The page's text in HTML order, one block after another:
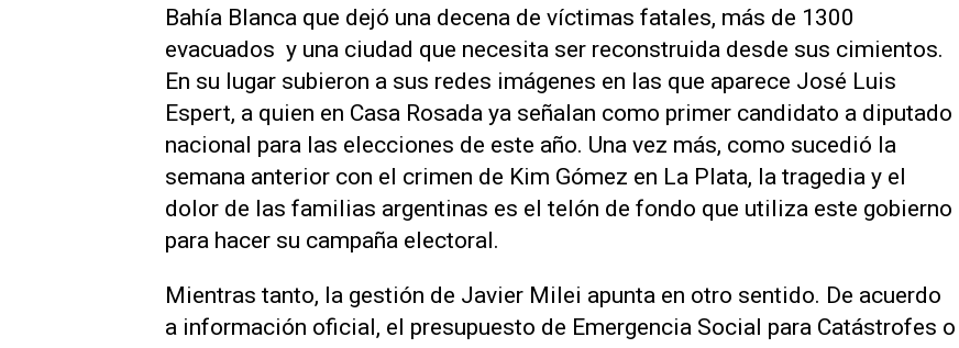
Bahía Blanca que dejó una decena de víctimas fatales, más de 1300
evacuados y una ciudad que necesita ser reconstruida desde sus cimientos.
En su lugar subieron a sus redes imágenes en las que aparece José Luis
Espert, a quien en Casa Rosada ya señalan como primer candidato a diputado
nacional para las elecciones de este año. Una vez más, como sucedió la
semana anterior con el crimen de Kim Gómez en La Plata, la tragedia y el
dolor de las familias argentinas es el telón de fondo que utiliza este gobierno
para hacer su campaña electoral.
Mientras tanto, la gestión de Javier Milei apunta en otro sentido. De acuerdo
a información oficial, el presupuesto de Emergencia Social para Catástrofes o